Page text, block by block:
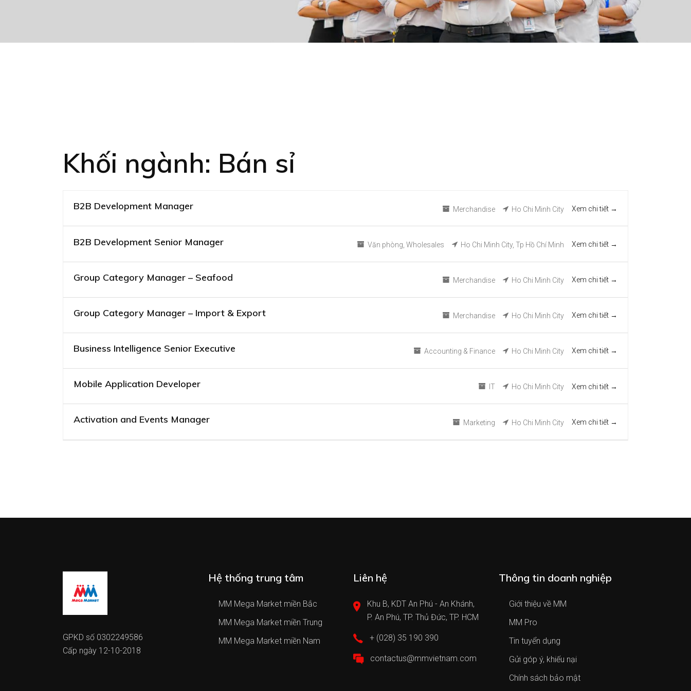
Khối ngành: Bán sỉ
B2B Development Manager Merchandise Ho Chi Minh City Xem chi tiết
B2B Development Senior Manager Văn phòng Wholesales Ho Chi Minh City Tp Hồ Chí Minh Xem chi tiết
Group Category Manager – Seafood Merchandise Ho Chi Minh City Xem chi tiết
Group Category Manager – Import & Export Merchandise Ho Chi Minh City Xem chi tiết
Business Intelligence Senior Executive Accounting & Finance Ho Chi Minh City Xem chi tiết
Mobile Application Developer IT Ho Chi Minh City Xem chi tiết
Activation and Events Manager Marketing Ho Chi Minh City Xem chi tiết
GPKD số 0302249586
Cấp ngày 12-10-2018
Hệ thống trung tâm
MM Mega Market miền Bắc
MM Mega Market miền Trung
MM Mega Market miền Nam
Liên hệ
Khu B, KDT An Phú - An Khánh,
P. An Phú, TP. Thủ Đức, TP. HCM
+ (028) 35 190 390
contactus@mmvietnam.com
Thông tin doanh nghiệp
Giới thiệu về MM
MM Pro
Tin tuyển dụng
Gửi góp ý, khiếu nại
Chính sách bảo mật